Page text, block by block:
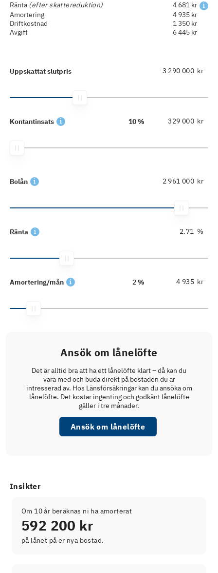
Ränta (efter skattereduktion)
4 681 kr
Amortering
4 935 kr
Driftkostnad
1 350 kr
Avgift
6 445 kr
Uppskattat slutpris kr
Kontantinsats 10 % kr
Bolån kr
Ränta %
Amortering/mån 2 % kr
Ansök om lånelöfte
Det är alltid bra att ha ett lånelöfte klart – då kan du
vara med och buda direkt på bostaden du är
intresserad av. Hos Länsförsäkringar kan du ansöka om
lånelöfte. Det kostar ingenting och godkänt lånelöfte
gäller i tre månader.
Ansök om lånelöfte
Insikter
Om 10 år beräknas ni ha amorterat
592 200 kr
på lånet på er nya bostad.